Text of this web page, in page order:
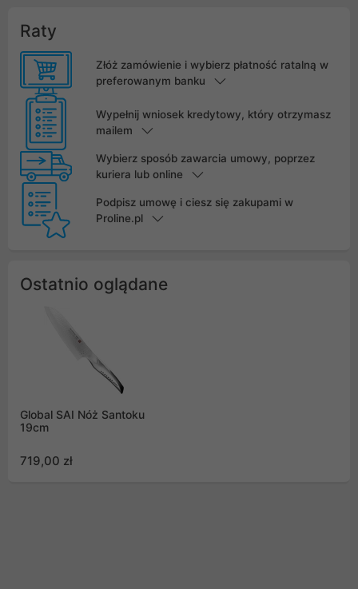
Raty
Złóż zamówienie i wybierz płatność ratalną w
preferowanym banku
Wypełnij wniosek kredytowy, który otrzymasz
mailem
Wybierz sposób zawarcia umowy, poprzez
kuriera lub online
Podpisz umowę i ciesz się zakupami w
Proline.pl
Ostatnio oglądane
Global SAI Nóż Santoku
19cm
719,00 zł